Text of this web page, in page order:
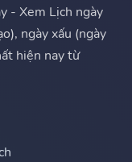
- Xem Lịch ngày
ngày xấu (ngày
hiện nay từ